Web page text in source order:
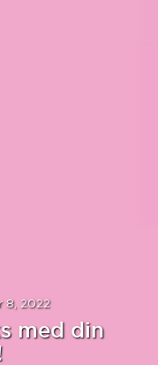
8, 2022
med din